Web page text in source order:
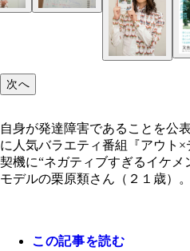
いまや“ネガティブ
みの栗原類さん
当時の学習ノート。
害）もあったという
次へ
自身が発達障害であることを公
に人気バラエティ番組『アウト
契機に“ネガティブすぎるイケメ
モデルの栗原類さん（２１歳）
この記事を読む